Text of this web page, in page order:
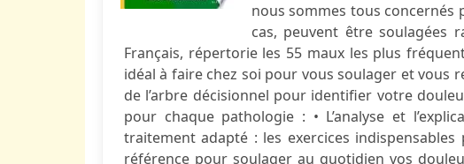
nous sommes tous concernés
cas, peuvent être soulagées
Français, répertorie les 55 maux les plus
idéal à faire chez soi pour vous soulager et
de l’arbre décisionnel pour identifier votre
pour chaque pathologie : • L’analyse et
traitement adapté : les exercices
référence pour soulager au quotidien vos